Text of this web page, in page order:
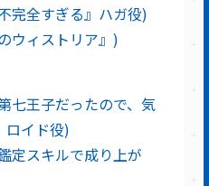
完全すぎる』ハガ役)
ウィストリア』)
七王子だったので、気
ロイド役)
定スキルで成り上が